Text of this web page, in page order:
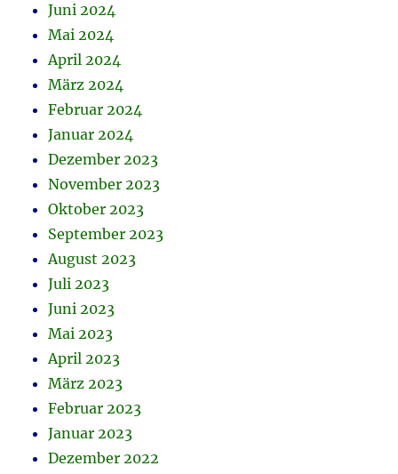
Juni 2024
Mai 2024
April 2024
März 2024
Februar 2024
Januar 2024
Dezember 2023
November 2023
Oktober 2023
September 2023
August 2023
Juli 2023
Juni 2023
Mai 2023
April 2023
März 2023
Februar 2023
Januar 2023
Dezember 2022